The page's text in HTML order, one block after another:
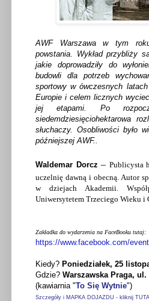
AWF Warszawa w tym
powstania. Wykład przybliży
jakie doprowadziły do
budowli dla potrzeb
sportowy w ówczesnych
Europie i celem licznych
jej etapami. Po
siedemdziesięciohektarowa
słuchaczy. Osobliwości było
późniejszej AWF.
Waldemar Dorcz– Publicysta
uczelnię dawną i obecną. Autor
w dziejach Akademii.
Uniwersytetem Trzeciego Wieku
Zakładka do wydarzenia na FaceBooku tutaj:
https://www.facebook.com/
Kiedy? Poniedziałek, 25
Gdzie? Warszawska Praga, ul.
(kawiarnia "To Się Wytnie")
Szczegóły i MAPKA DOJAZDU - kliknij